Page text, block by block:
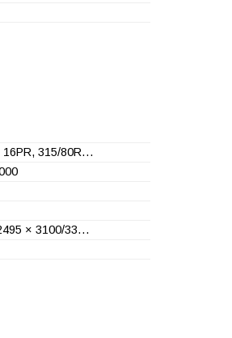
16PR, 315/80R…
× 3100/33…